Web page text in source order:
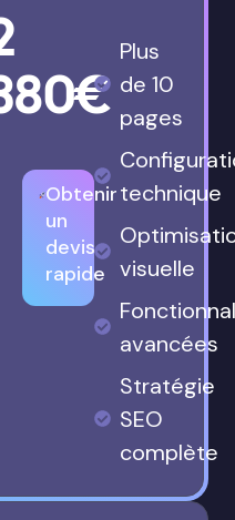
Obtenir
un
devis
rapide
Plus
de 10
pages
technique
visuelle
avancées
Stratégie
SEO
complète